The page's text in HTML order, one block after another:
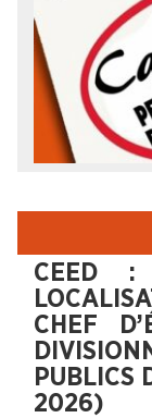
CEED :
CHEF
PUBLICS
2026)